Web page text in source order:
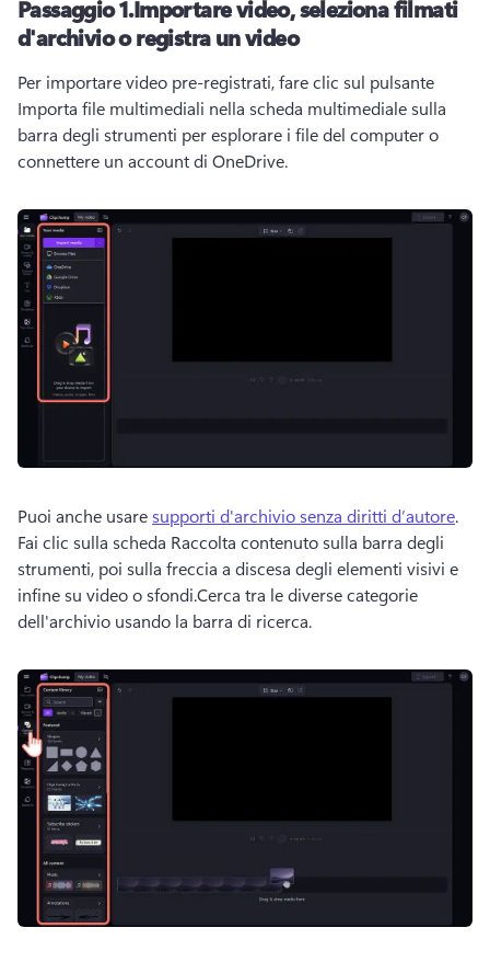
Passaggio 1.Importare video, seleziona filmati
d'archivio o registra un video
Per importare video pre-registrati, fare clic sul pulsante
Importa file multimediali nella scheda multimediale sulla
barra degli strumenti per esplorare i file del computer o
connettere un account di OneDrive.
Puoi anche usare supporti d'archivio senza diritti d’autore
Fai clic sulla scheda Raccolta contenuto sulla barra degli
strumenti, poi sulla freccia a discesa degli elementi visivi e
infine su video o sfondi.Cerca tra le diverse categorie
dell'archivio usando la barra di ricerca.